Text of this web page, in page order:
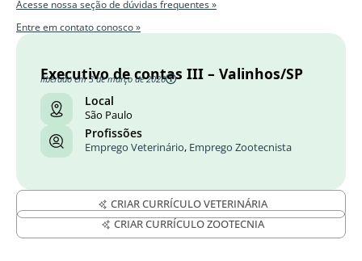
Acesse nossa seção de dúvidas frequentes »
Entre em contato conosco »
Executivo de contas III – Valinhos/SP
liberado em 3 de março de 2026
Local
São Paulo
Profissões
Emprego Veterinário, Emprego Zootecnista
CRIAR CURRÍCULO VETERINÁRIA
CRIAR CURRÍCULO ZOOTECNIA